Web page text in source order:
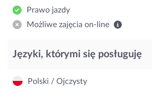
Prawo jazdy
Możliwe zajęcia on-line
Języki, którymi się posługuję
Polski / Ojczysty